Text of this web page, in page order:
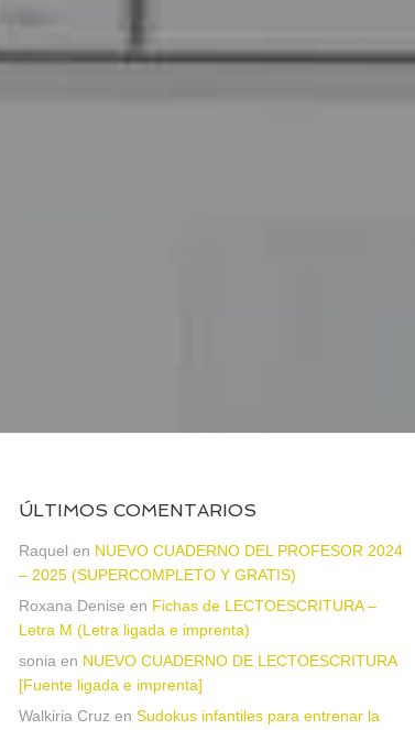
ÚLTIMOS COMENTARIOS
Raquel en NUEVO CUADERNO DEL PROFESOR 2024
– 2025 (SUPERCOMPLETO Y GRATIS)
Roxana Denise en Fichas de LECTOESCRITURA –
Letra M (Letra ligada e imprenta)
sonia en NUEVO CUADERNO DE LECTOESCRITURA
[Fuente ligada e imprenta]
Walkiria Cruz en Sudokus infantiles para entrenar la